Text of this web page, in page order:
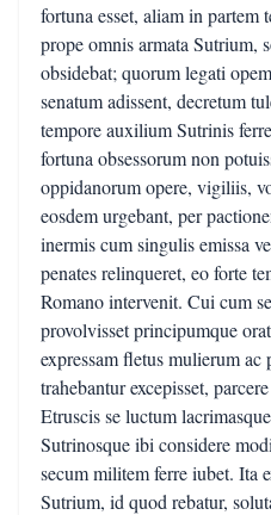
fortuna esset, aliam in partem
prope omnis armata Sutrium,
obsidebat; quorum legati
senatum adissent, decretum
tempore auxilium Sutrinis
fortuna obsessorum non
oppidanorum opere, vigiliis,
eosdem urgebant, per
inermis cum singulis emissa
penates relinqueret, eo forte
Romano intervenit. Cui cum
provolvisset principumque
expressam fletus mulierum
trahebantur excepisset,
Etruscis se luctum
Sutrinosque ibi considere
secum militem ferre iubet. Ita
Sutrium, id quod rebatur,